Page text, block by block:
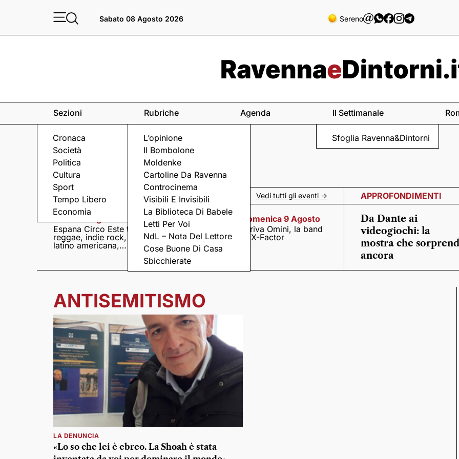
Sabato 08 Agosto 2026 Sereno
Sezioni
Cronaca
Società
Politica
Cultura
Sport
Tempo Libero
Economia
Rubriche
L’opinione
Il Bombolone
Moldenke
Cartoline Da Ravenna
Controcinema
Visibili E Invisibili
La Biblioteca Di Babele
Letti Per Voi
NdL – Nota Del Lettore
Cose Buone Di Casa
Sbicchierate
Agenda Il Settimanale
Sfoglia Ravenna&Dintorni
Eventi a Ravenna e dintorni Vedi tutti gli eventi ->
Espana Circo Este tra
reggae, indie rock,
latino americana,
Domenica 9 Agosto
Hernandez &
Sampedro presentano
il nuovo album
Lumina
Domenica 9 Agosto
Arriva Omini, la band
di X-Factor
APPROFONDIMENTI
Da Dante ai
videogiochi: la
mostra che
ancora
ANTISEMITISMO
LA DENUNCIA
«Lo so che lei è ebreo. La Shoah è stata